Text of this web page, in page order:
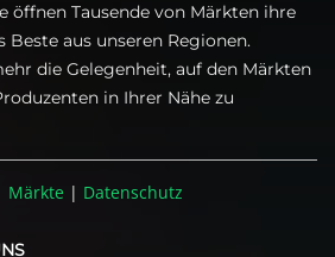
öffnen Tausende von Märkten ihre
Beste aus unseren Regionen.
die Gelegenheit, auf den Märkten
in Ihrer Nähe zu
Märkte | Datenschutz